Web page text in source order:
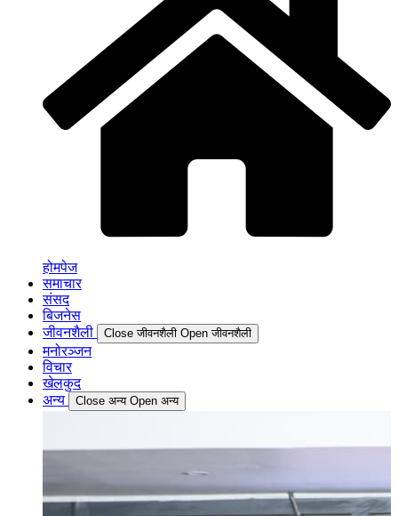
होमपेज
समाचार
संसद
बिजनेस
जीवनशैली
Close जीवनशैली Open जीवनशैली
मनोरञ्जन
विचार
खेलकुद
अन्य
Close अन्य Open अन्य